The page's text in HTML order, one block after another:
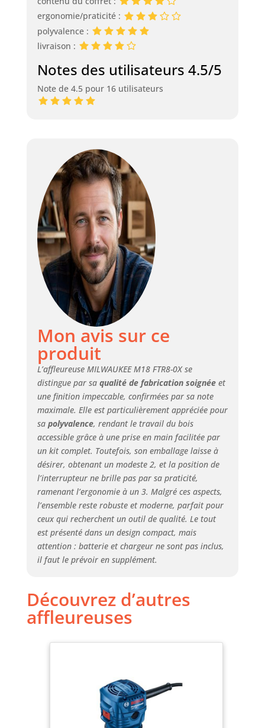
ergonomie/praticité :
polyvalence :
livraison :
Notes des utilisateurs 4.5/5
Note de 4.5 pour 16 utilisateurs
Mon avis sur ce
produit
L’affleureuse MILWAUKEE M18 FTR8-0X se
distingue par sa qualité de fabrication soignéeet
une finition impeccable, confirmées par sa note
maximale. Elle est particulièrement appréciée pour
sa polyvalence, rendant le travail du bois
accessible grâce à une prise en main facilitée par
un kit complet. Toutefois, son emballage laisse à
désirer, obtenant un modeste 2, et la position de
l’interrupteur ne brille pas par sa praticité,
ramenant l’ergonomie à un 3. Malgré ces aspects,
l’ensemble reste robuste et moderne, parfait pour
ceux qui recherchent un outil de qualité. Le tout
est présenté dans un design compact, mais
attention : batterie et chargeur ne sont pas inclus,
il faut le prévoir en supplément.
Découvrez d’autres
affleureuses